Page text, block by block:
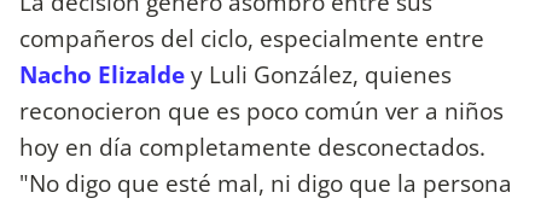
compañeros del ciclo, especialmente entre
Nacho Elizaldey Luli González, quienes
reconocieron que es poco común ver a niños
hoy en día completamente desconectados.
"No digo que esté mal, ni digo que la persona